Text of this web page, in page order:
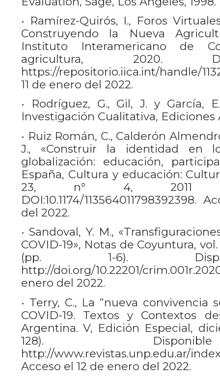
• Ramírez-Quirós, I., Foros
Construyendo la Nueva
Instituto Interamericano de
agricultura, 2020.
https://repositorio.iica.int/handle/
11 de enero del 2022.
• Rodríguez, G., Gil, J. y García,
Investigación Cualitativa, Ediciones
• Ruiz Román, C., Calderón
J., «Construir la identidad en
globalización: educación,
España, Cultura y educación:
23, n° 4, 2011
DOI:10.1174/
del 2022.
• Sandoval, Y. M.,
COVID-19», Notas de Coyuntura,
(pp. 1-6).
http://doi.org/10.22201/
enero del 2022.
• Terry, C., La “nueva convivencia
COVID-19. Textos y Contextos
Argentina. V, Edición Especial,
128).
http://www.revistas.unp.edu.ar/
Acceso el 12 de enero del 2022.